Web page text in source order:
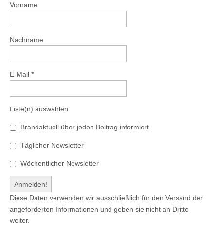
Vorname
Nachname
E-Mail *
Liste(n) auswählen:
Brandaktuell über jeden Beitrag informiert
Täglicher Newsletter
Wöchentlicher Newsletter
Diese Daten verwenden wir ausschließlich für den Versand der
angeforderten Informationen und geben sie nicht an Dritte
weiter.